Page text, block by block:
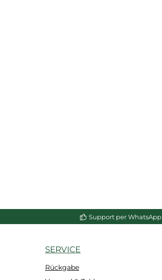
Support per WhatsApp
SERVICE
Rückgabe